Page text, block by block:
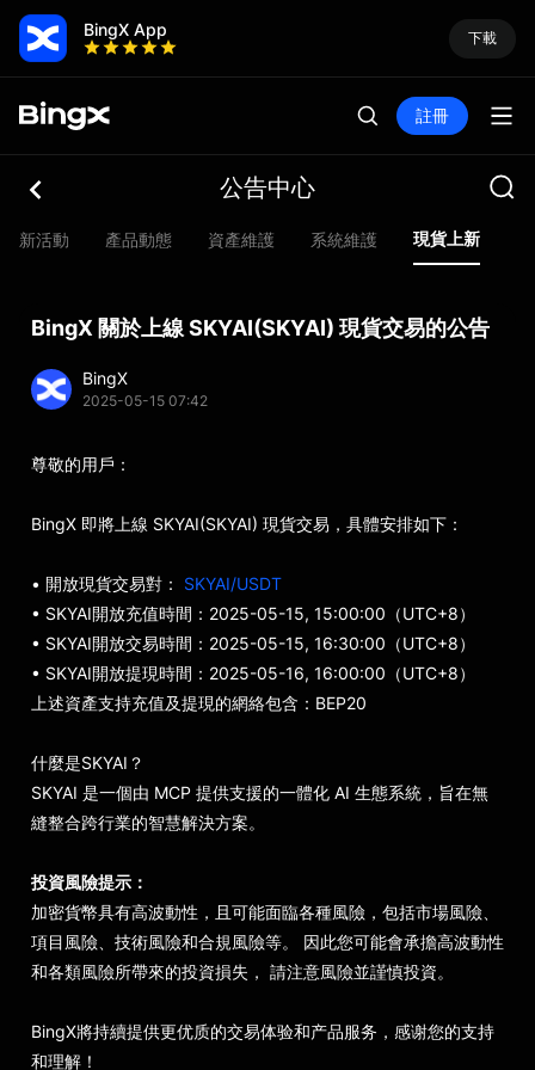
BingX App 下載
註冊
公告中心
最新活動 產品動態 資產維護 系統維​​護 現貨上新
BingX 關於上線 SKYAI(SKYAI) 現貨交易的公告
BingX
2025-05-15 07:42
尊敬的用戶：
BingX 即將上線 SKYAI(SKYAI) 現貨交易，具體安排如下：
• 開放現貨交易對： SKYAI/USDT
• SKYAI開放充值時間：2025-05-15, 15:00:00（UTC+8）
• SKYAI開放交易時間：2025-05-15, 16:30:00（UTC+8）
• SKYAI開放提現時間：2025-05-16, 16:00:00（UTC+8）
上述資產支持充值及提現的網絡包含：BEP20
什麼是SKYAI？
SKYAI 是一個由 MCP 提供支援的一體化 AI 生態系統，旨在無
縫整合跨行業的智慧解決方案。
投資風險提示：
加密貨幣具有高波動性，且可能面臨各種風險，包括市場風險、
項目風險、技術風險和合規風險等。 因此您可能會承擔高波動性
和各類風險所帶來的投資損失， 請注意風險並謹慎投資。
BingX將持續提供更优质的交易体验和产品服务，感谢您的支持
和理解！